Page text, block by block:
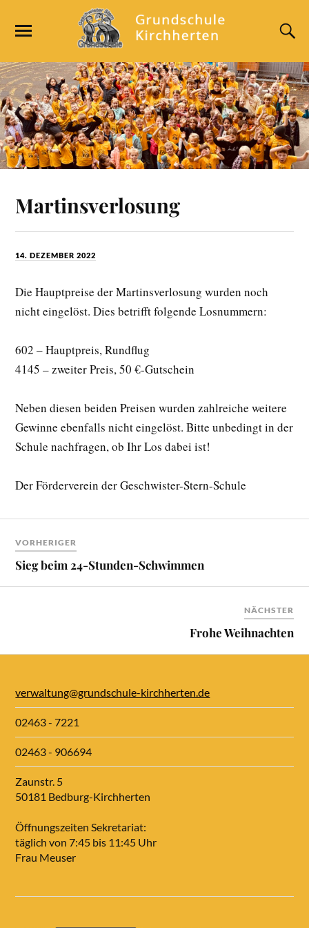
Martinsverlosung
14. DEZEMBER 2022
Die Hauptpreise der Martinsverlosung wurden noch
nicht eingelöst. Dies betrifft folgende Losnummern:
602 – Hauptpreis, Rundflug
4145 – zweiter Preis, 50 €-Gutschein
Neben diesen beiden Preisen wurden zahlreiche weitere
Gewinne ebenfalls nicht eingelöst. Bitte unbedingt in der
Schule nachfragen, ob Ihr Los dabei ist!
Der Förderverein der Geschwister-Stern-Schule
VORHERIGER
Sieg beim 24-Stunden-Schwimmen
NÄCHSTER
Frohe Weihnachten
verwaltung@grundschule-kirchherten.de
02463 - 7221
02463 - 906694
Zaunstr. 5
50181 Bedburg-Kirchherten
Öffnungszeiten Sekretariat:
täglich von 7:45 bis 11:45 Uhr
Frau Meuser